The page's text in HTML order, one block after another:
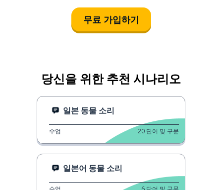
무료 가입하기
당신을 위한 추천 시나리오
일본 동물 소리
수업 20 단어 및 구문
일본어 동물 소리